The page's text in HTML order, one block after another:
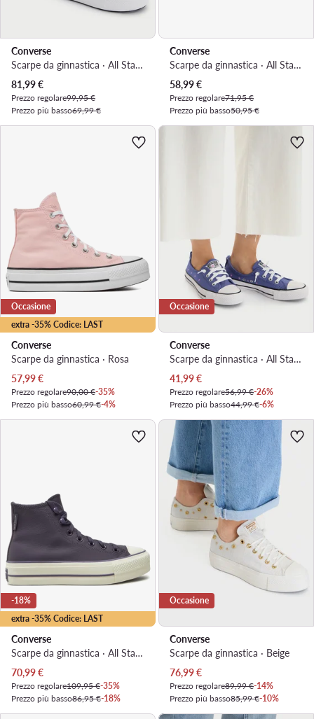
Converse
Scarpe da ginnastica · All Star · Nero
Prezzo attuale
81,99€
Prezzo regolare99,95 €
Prezzo più basso69,99 €
Converse
Scarpe da ginnastica · All Star · Bianco
Prezzo attuale
58,99€
Prezzo regolare71,95 €
Prezzo più basso50,95 €
extra -35% Codice: LAST
Occasione
Converse
Scarpe da ginnastica · Rosa
Prezzo attuale
57,99€
Prezzo regolare90,00 €-35%
Prezzo più basso60,99 €-4%
Occasione
Converse
Scarpe da ginnastica · All Star · Blu
Prezzo attuale
41,99€
Prezzo regolare56,99 €-26%
Prezzo più basso44,99 €-6%
extra -35% Codice: LAST
-18%
Converse
Scarpe da ginnastica · All Star · Viola
Prezzo attuale
70,99€
Prezzo regolare109,95 €-35%
Prezzo più basso86,95 €-18%
Occasione
Converse
Scarpe da ginnastica · Beige
Prezzo attuale
76,99€
Prezzo regolare89,99 €-14%
Prezzo più basso85,99 €-10%